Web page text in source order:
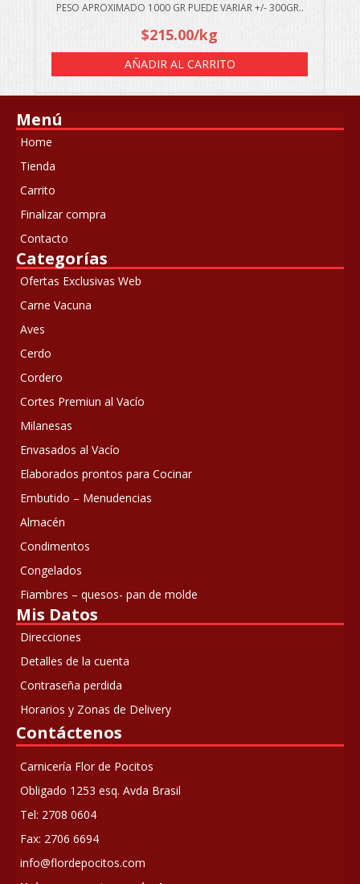
PESO APROXIMADO 1000 GR PUEDE VARIAR +/- 300GR..
$215.00/kg
AÑADIR AL CARRITO
Menú
Home
Tienda
Carrito
Finalizar compra
Contacto
Categorías
Ofertas Exclusivas Web
Carne Vacuna
Aves
Cerdo
Cordero
Cortes Premiun al Vacío
Milanesas
Envasados al Vacío
Elaborados prontos para Cocinar
Embutido – Menudencias
Almacén
Condimentos
Congelados
Fiambres – quesos- pan de molde
Mis Datos
Direcciones
Detalles de la cuenta
Contraseña perdida
Horarios y Zonas de Delivery
Contáctenos
Carnicería Flor de Pocitos
Obligado 1253 esq. Avda Brasil
Tel: 2708 0604
Fax: 2706 6694
info@flordepocitos.com